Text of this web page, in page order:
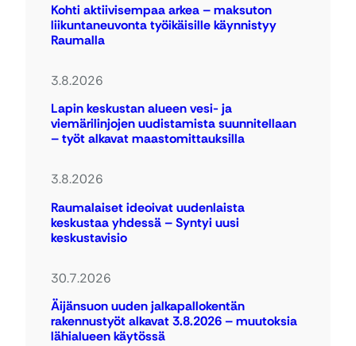
Kohti aktiivisempaa arkea – maksuton
liikuntaneuvonta työikäisille käynnistyy
Raumalla
3.8.2026
Lapin keskustan alueen vesi- ja
viemärilinjojen uudistamista suunnitellaan
– työt alkavat maastomittauksilla
3.8.2026
Raumalaiset ideoivat uudenlaista
keskustaa yhdessä – Syntyi uusi
keskustavisio
30.7.2026
Äijänsuon uuden jalkapallokentän
rakennustyöt alkavat 3.8.2026 – muutoksia
lähialueen käytössä